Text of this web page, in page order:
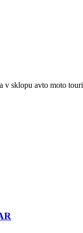
v sklopu avto moto